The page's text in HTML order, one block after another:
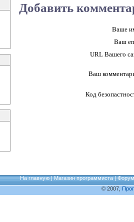
Добавить
Ваше
Ваш
URL Вашего
Ваш
Код
На главную|Магазин программиста|Форум
© 2007,